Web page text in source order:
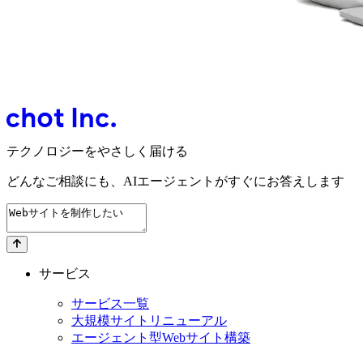
テクノロジーをやさしく届ける
どんなご相談にも、 AIエージェントがすぐにお答えします
サービス
サービス一覧
大規模サイトリニューアル
エージェント型Webサイト構築